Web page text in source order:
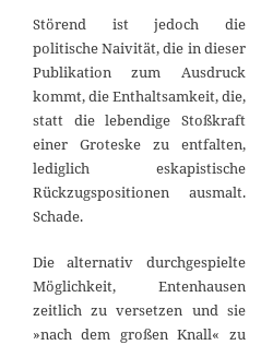
Störend ist jedoch die
politische Naivität, die in dieser
Publikation zum Ausdruck
kommt, die Enthaltsamkeit, die,
statt die lebendige Stoßkraft
einer Groteske zu entfalten,
lediglich eskapistische
Rückzugspositionen ausmalt.
Schade.
Die alternativ durchgespielte
Möglichkeit, Entenhausen
zeitlich zu versetzen und sie
»nach dem großen Knall« zu